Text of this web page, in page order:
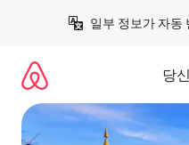
일부 정보가 자동
당